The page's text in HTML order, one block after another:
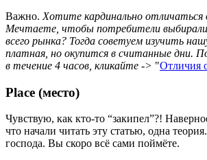
Важно. Хотите кардинально отличаться
Мечтаете, чтобы потребители выбирали
всего рынка? Тогда советуем изучить
платная, но окупится в считанные дни.
в течение 4 часов, кликайте -> "Отличия
Place (место)
Чувствую, как кто-то “закипел”?!
что начали читать эту статью, одна
господа. Вы скоро всё сами поймёте.